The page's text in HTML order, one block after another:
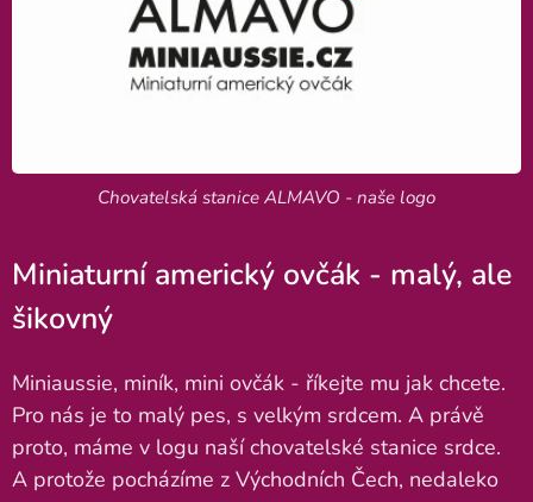
Chovatelská stanice ALMAVO - naše logo
Miniaturní americký ovčák - malý, ale
šikovný
Miniaussie, miník, mini ovčák - říkejte mu jak chcete.
Pro nás je to malý pes, s velkým srdcem. A právě
proto, máme v logu naší chovatelské stanice srdce.
A protože pocházíme z Východních Čech, nedaleko